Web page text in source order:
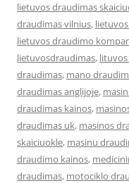
lietuvos draudimas
draudimas vilnius,
lietuvos draudimo
lietuvosdraudimas,
draudimas, mano
draudimas anglijoje,
draudimas kainos,
draudimas uk, masinos
skaiciuokle, masinu
draudimo kainos,
draudimas, motociklo